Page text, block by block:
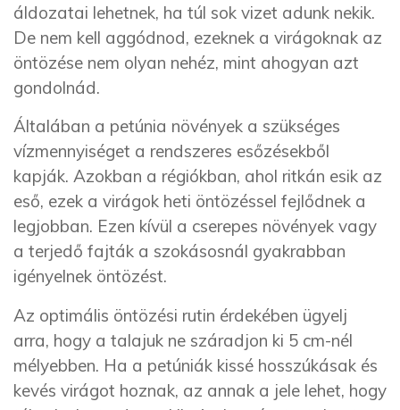
áldozatai lehetnek, ha túl sok vizet adunk nekik.
De nem kell aggódnod, ezeknek a virágoknak az
öntözése nem olyan nehéz, mint ahogyan azt
gondolnád.
Általában a petúnia növények a szükséges
vízmennyiséget a rendszeres esőzésekből
kapják. Azokban a régiókban, ahol ritkán esik az
eső, ezek a virágok heti öntözéssel fejlődnek a
legjobban. Ezen kívül a cserepes növények vagy
a terjedő fajták a szokásosnál gyakrabban
igényelnek öntözést.
Az optimális öntözési rutin érdekében ügyelj
arra, hogy a talajuk ne száradjon ki 5 cm-nél
mélyebben. Ha a petúniák kissé hosszúkásak és
kevés virágot hoznak, az annak a jele lehet, hogy